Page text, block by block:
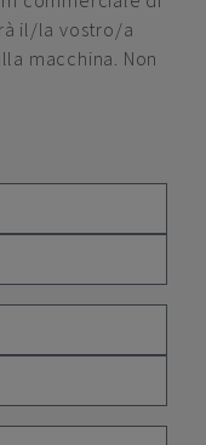
il/la vostro/a
macchina. Non